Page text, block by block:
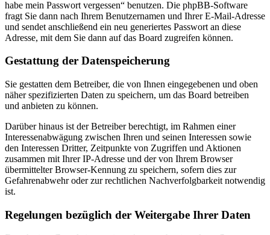
habe mein Passwort vergessen“ benutzen. Die phpBB-Software
fragt Sie dann nach Ihrem Benutzernamen und Ihrer E-Mail-Adresse
und sendet anschließend ein neu generiertes Passwort an diese
Adresse, mit dem Sie dann auf das Board zugreifen können.
Gestattung der Datenspeicherung
Sie gestatten dem Betreiber, die von Ihnen eingegebenen und oben
näher spezifizierten Daten zu speichern, um das Board betreiben
und anbieten zu können.
Darüber hinaus ist der Betreiber berechtigt, im Rahmen einer
Interessenabwägung zwischen Ihren und seinen Interessen sowie
den Interessen Dritter, Zeitpunkte von Zugriffen und Aktionen
zusammen mit Ihrer IP-Adresse und der von Ihrem Browser
übermittelter Browser-Kennung zu speichern, sofern dies zur
Gefahrenabwehr oder zur rechtlichen Nachverfolgbarkeit notwendig
ist.
Regelungen bezüglich der Weitergabe Ihrer Daten